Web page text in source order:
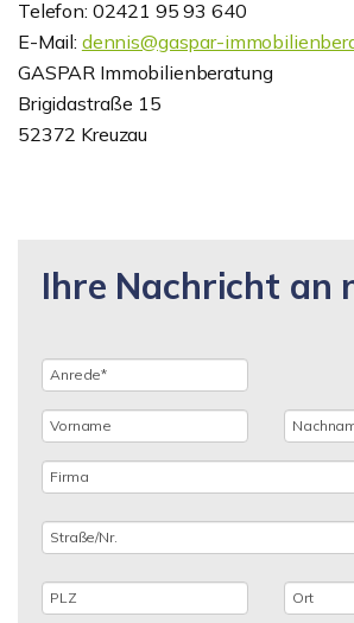
Telefon: 02421 95 93 640
E-Mail: dennis@gaspar-
GASPAR Immobilienberatung
Brigidastraße 15
52372 Kreuzau
Ihre Nachricht an